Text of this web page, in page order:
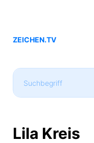
ZEICHEN.TV
Lila Kreis